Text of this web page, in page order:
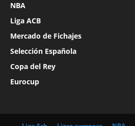
NBA
Liga ACB
Mercado de Fichajes
Selección Española
Copa del Rey
Eurocup